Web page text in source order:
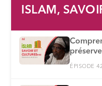
ISLAM,
ÉPISODE